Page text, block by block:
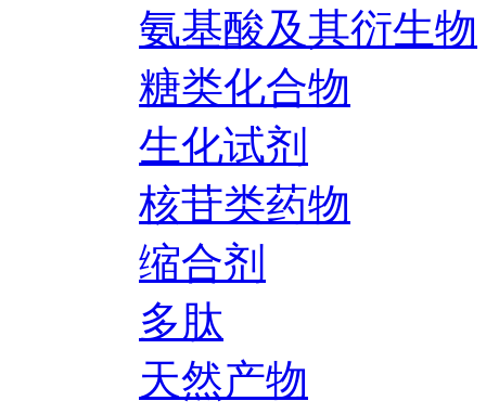
氨基酸及其衍生物
糖类化合物
生化试剂
核苷类药物
缩合剂
多肽
天然产物